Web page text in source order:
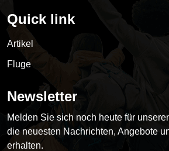
Quick link
Artikel
Fluge
Newsletter
Melden Sie sich noch heute für
die neuesten Nachrichten, Angebote
erhalten.